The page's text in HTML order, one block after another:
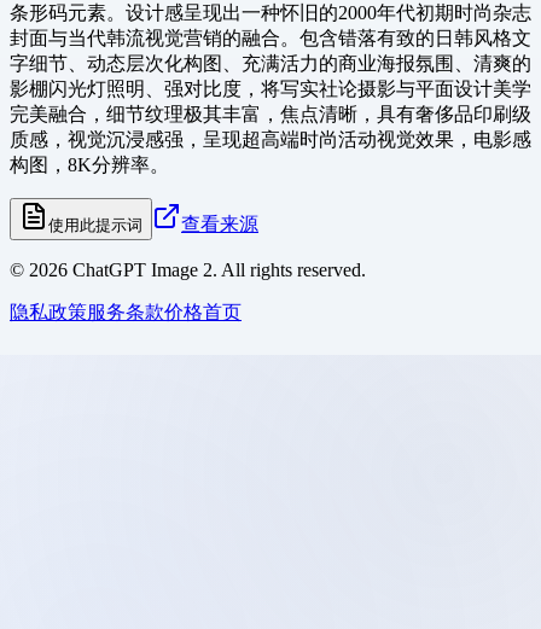
条形码元素。设计感呈现出一种怀旧的2000年代初期时尚杂志
封面与当代韩流视觉营销的融合。包含错落有致的日韩风格文
字细节、动态层次化构图、充满活力的商业海报氛围、清爽的
影棚闪光灯照明、强对比度，将写实社论摄影与平面设计美学
完美融合，细节纹理极其丰富，焦点清晰，具有奢侈品印刷级
质感，视觉沉浸感强，呈现超高端时尚活动视觉效果，电影感
构图，8K分辨率。
使用此提示词 查看来源
© 2026 ChatGPT Image 2. All rights reserved.
隐私政策服务条款价格首页